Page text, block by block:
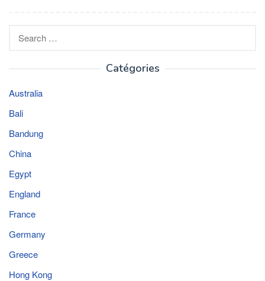
for:
Catégories
Australia
Bali
Bandung
China
Egypt
England
France
Germany
Greece
Hong Kong